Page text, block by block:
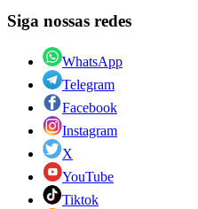
Siga nossas redes
WhatsApp
Telegram
Facebook
Instagram
X
YouTube
Tiktok